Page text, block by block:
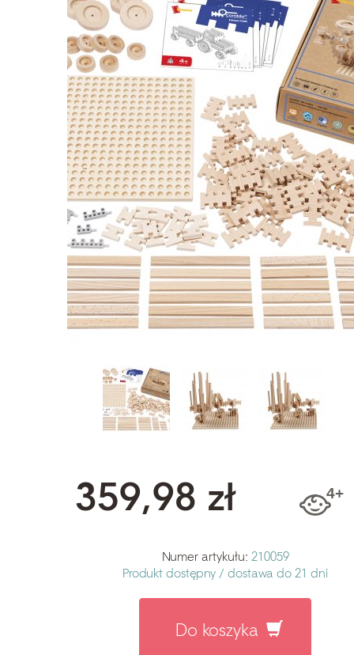
Szukaj
359,98 zł
Numer artykułu: 210059
Produkt dostępny / dostawa do 21 dni
Do koszyka